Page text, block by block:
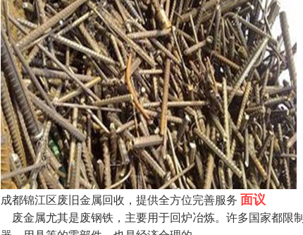
成都锦江区废旧金属回收，提供全方位完善服务 面议
废金属尤其是废钢铁，主要用于回炉冶炼。许多国家都限